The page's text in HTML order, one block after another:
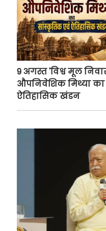
9 अगस्त 'विश्व मूल
औपनिवेशिक मिथ्या
ऐतिहासिक खंडन